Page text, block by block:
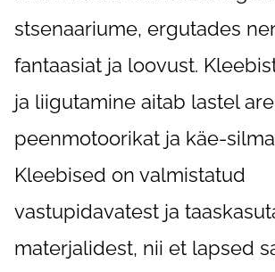
stsenaariume, ergutades
fantaasiat ja loovust.
ja liigutamine aitab lastel
peenmotoorikat ja käe-
Kleebised on valmistatud
vastupidavatest ja
materjalidest, nii et lapsed